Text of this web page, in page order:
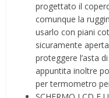
progettato il
comunque la
usarlo con piani
sicuramente
proteggere l’asta
appuntita inoltre
per termometro